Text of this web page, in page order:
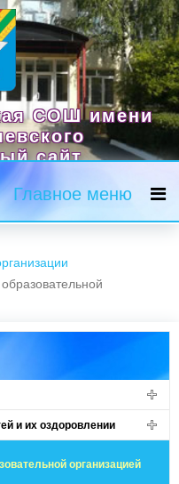
СОШ имени
сайт
Главное меню
и их оздоровлении
организацией